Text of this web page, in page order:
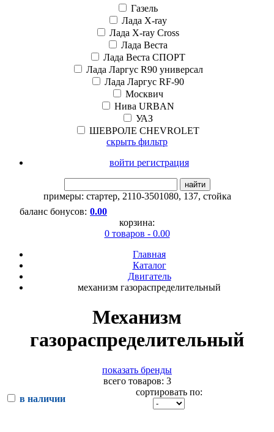
Газель
Лада X-ray
Лада X-ray Cross
Лада Веста
Лада Веста СПОРТ
Лада Ларгус R90 универсал
Лада Ларгус RF-90
Москвич
Нива URBAN
УАЗ
ШЕВРОЛЕ CHEVROLET
скрыть фильтр
войти регистрация
найти
примеры: стартер, 2110-3501080, 137, стойка
баланс бонусов: 0.00
корзина:
0 товаров - 0.00
Главная
Каталог
Двигатель
механизм газораспределительный
Механизм
газораспределительный
показать бренды
всего товаров: 3
в наличии
сортировать по: